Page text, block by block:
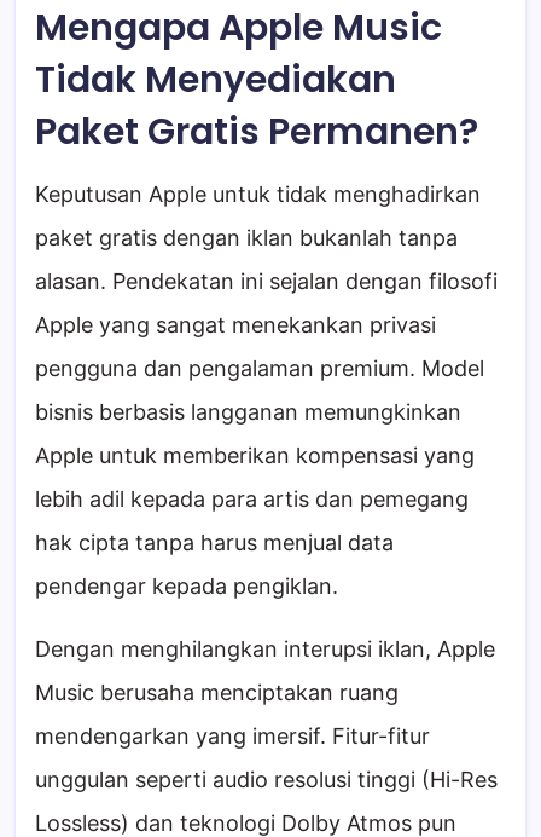
Mengapa Apple Music
Tidak Menyediakan
Paket Gratis Permanen?
Keputusan Apple untuk tidak menghadirkan
paket gratis dengan iklan bukanlah tanpa
alasan. Pendekatan ini sejalan dengan filosofi
Apple yang sangat menekankan privasi
pengguna dan pengalaman premium. Model
bisnis berbasis langganan memungkinkan
Apple untuk memberikan kompensasi yang
lebih adil kepada para artis dan pemegang
hak cipta tanpa harus menjual data
pendengar kepada pengiklan.
Dengan menghilangkan interupsi iklan, Apple
Music berusaha menciptakan ruang
mendengarkan yang imersif. Fitur-fitur
unggulan seperti audio resolusi tinggi (Hi-Res
Lossless) dan teknologi Dolby Atmos pun